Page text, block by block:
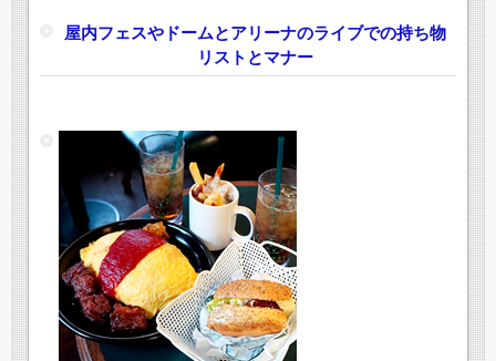
屋内フェスやドームとアリーナのライブでの持ち物
リストとマナー